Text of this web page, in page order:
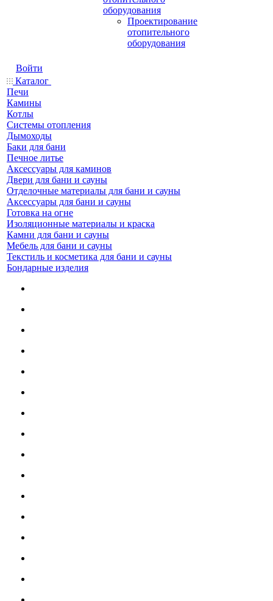
оборудования
Проектирование
отопительного
оборудования
Войти
Каталог
Печи
Камины
Котлы
Системы отопления
Дымоходы
Баки для бани
Печное литье
Аксессуары для каминов
Двери для бани и сауны
Отделочные материалы для бани и сауны
Аксессуары для бани и сауны
Готовка на огне
Изоляционные материалы и краска
Камни для бани и сауны
Мебель для бани и сауны
Текстиль и косметика для бани и сауны
Бондарные изделия